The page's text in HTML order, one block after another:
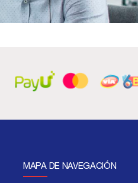
MAPA DE NAVEGACIÓN